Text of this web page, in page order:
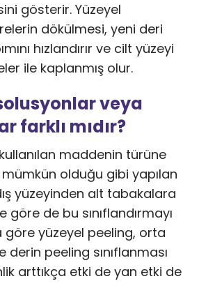
gösterir. Yüzeyel
dökülmesi, yeni deri
hızlandırır ve cilt yüzeyi
ile kaplanmış olur.
veya
farklı mıdır?
maddenin türüne
mümkün olduğu gibi yapılan
yüzeyinden alt tabakalara
de bu sınıflandırmayı
göre yüzeyel peeling, orta
derin peeling sınıflanması
arttıkça etki de yan etki de